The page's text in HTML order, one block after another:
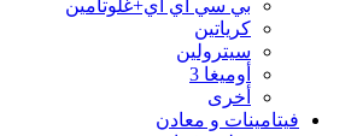
بي سي اي اي+غلوتامين
كرياتين
سيترولين
أوميغا 3
أخرى
فيتامينات و معادن